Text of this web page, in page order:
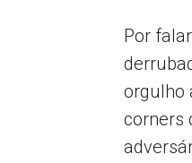
Por
orgulho
corners